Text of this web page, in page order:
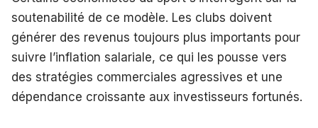
soutenabilité de ce modèle. Les clubs doivent
générer des revenus toujours plus importants pour
suivre l’inflation salariale, ce qui les pousse vers
des stratégies commerciales agressives et une
dépendance croissante aux investisseurs fortunés.